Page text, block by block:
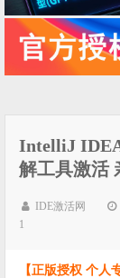
IntelliJ
解工具激活
IDE激活网
1
【正版授权 个人